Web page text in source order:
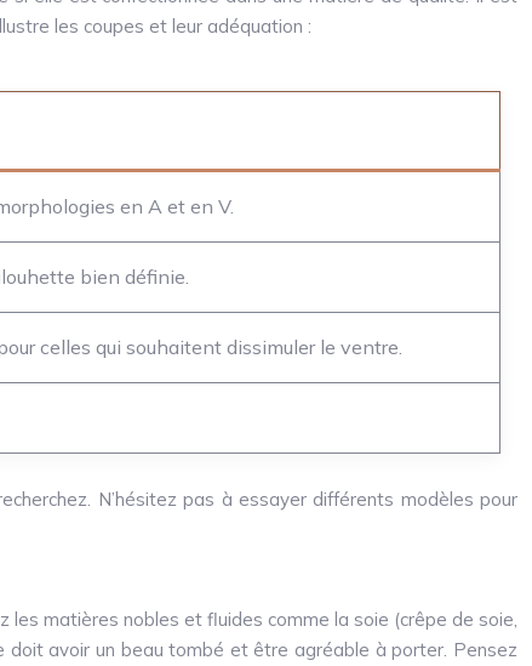
les coupes et leur adéquation :
en A et en V.
bien définie.
celles qui souhaitent dissimuler le ventre.
N’hésitez pas à essayer différents modèles pour
les matières nobles et fluides comme la soie (crêpe de soie,
doit avoir un beau tombé et être agréable à porter. Pensez